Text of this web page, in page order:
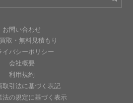
お問い合わせ
取・無料見積もり
イバシーポリシー
会社概要
利用規約
取引法に基づく表記
法の規定に基づく表示